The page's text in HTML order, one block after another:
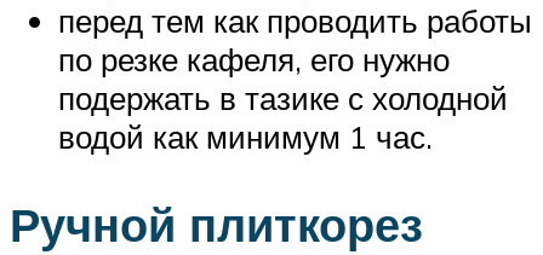
перед тем как проводить работы
по резке кафеля, его нужно
подержать в тазике с холодной
водой как минимум 1 час.
Ручной плиткорез